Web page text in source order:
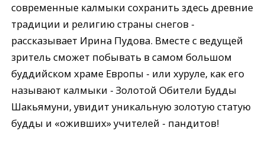
современные калмыки сохранить здесь древние
традиции и религию страны снегов -
рассказывает Ирина Пудова. Вместе с ведущей
зритель сможет побывать в самом большом
буддийском храме Европы - или хуруле, как его
называют калмыки - Золотой Обители Будды
Шакьямуни, увидит уникальную золотую статую
будды и «оживших» учителей - пандитов!